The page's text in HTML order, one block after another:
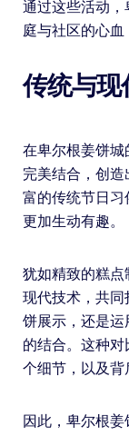
通过这些活动
庭与社区的心血
传统与现
在卑尔根姜饼
完美结合，创
富的传统节日
更加生动有趣。
犹如精致的糕
现代技术，共
饼展示，还是
的结合。这种
个细节，以及背
因此，卑尔根姜